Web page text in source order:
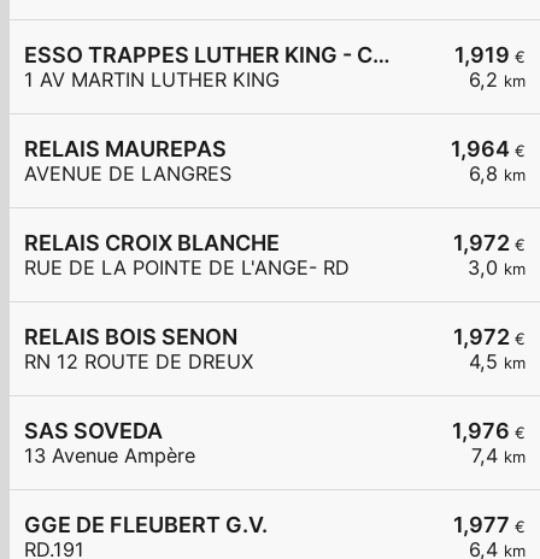
1,919 €
6,2 km
ESSO TRAPPES LUTHER KING - CARREFOUR EXPRESS
1 AV MARTIN LUTHER KING
1,964 €
6,8 km
RELAIS MAUREPAS
AVENUE DE LANGRES
1,972 €
3,0 km
RELAIS CROIX BLANCHE
RUE DE LA POINTE DE L'ANGE- RD
1,972 €
4,5 km
RELAIS BOIS SENON
RN 12 ROUTE DE DREUX
1,976 €
7,4 km
SAS SOVEDA
13 Avenue Ampère
1,977 €
6,4 km
GGE DE FLEUBERT G.V.
RD.191